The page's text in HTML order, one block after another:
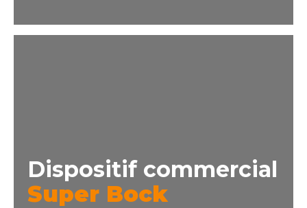
Dispositif commercial
Super Bock